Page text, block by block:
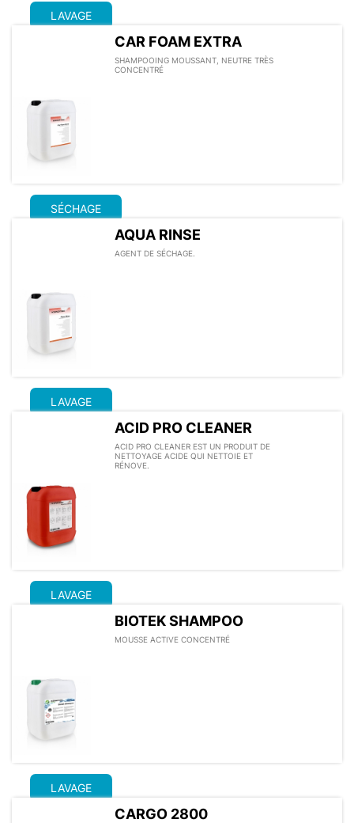
LAVAGE
CAR FOAM EXTRA
SHAMPOOING MOUSSANT, NEUTRE TRÈS
CONCENTRÉ
SÉCHAGE
AQUA RINSE
AGENT DE SÉCHAGE.
LAVAGE
ACID PRO CLEANER
ACID PRO CLEANER EST UN PRODUIT DE
NETTOYAGE ACIDE QUI NETTOIE ET
RÉNOVE.
LAVAGE
BIOTEK SHAMPOO
MOUSSE ACTIVE CONCENTRÉ
LAVAGE
CARGO 2800